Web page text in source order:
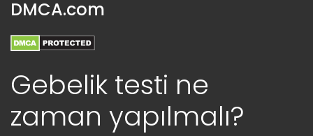
DMCA.com
Gebelik testi ne
zaman yapılmalı?